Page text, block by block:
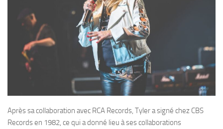
Après sa collaboration avec RCA Records, Tyler a signé chez CBS
Records en 1982, ce qui a donné lieu à ses collaborations